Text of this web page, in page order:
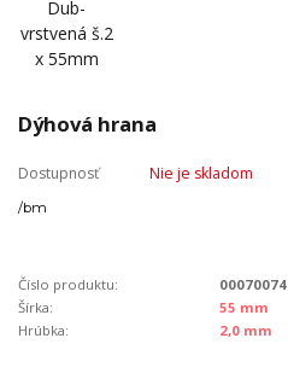
Dýhová hrana
Dostupnosť Nie je skladom
/bm
Číslo produktu:
00070074
Šírka:
55 mm
Hrúbka:
2,0 mm